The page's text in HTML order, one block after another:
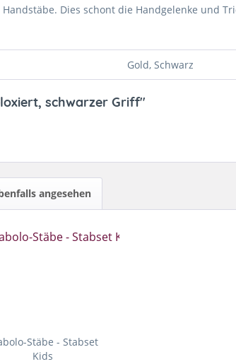
Dies schont die Handgelenke und
Gold, Schwarz
schwarzer Griff"
angesehen
Stäbe - Stabset
Kids